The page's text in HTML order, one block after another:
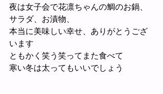
夜は女子会で花凛ちゃんの鯛のお鍋、
サラダ、お漬物、
本当に美味しい幸せ、ありがとうござ
います
ともかく笑う笑ってまた食べて
寒い冬は太ってもいいでしょう